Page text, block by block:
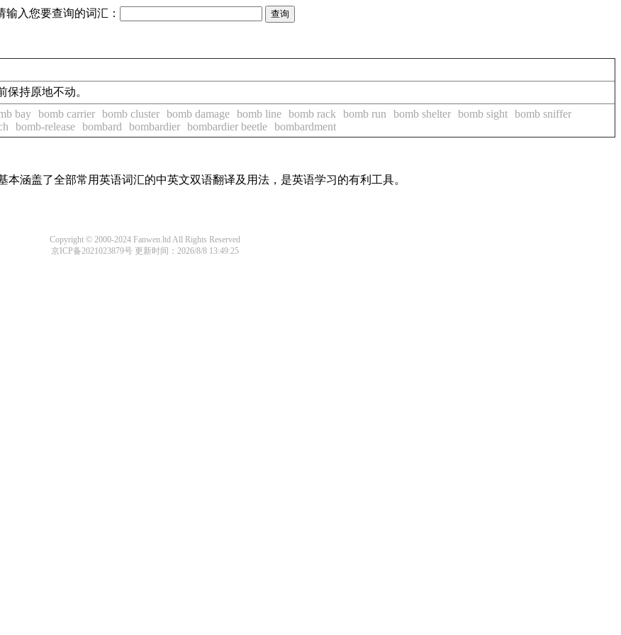
输入您要查询的词汇：
保持原地不动。
bay bomb carrier bomb cluster bomb damage bomb line bomb rack bomb run bomb shelter bomb sight bomb sniffer
bomb-release bombard bombardier bombardier beetle bombardment
涵盖了全部常用英语词汇的中英文双语翻译及用法，是英语学习的有利工具。
Copyright © 2000-2024 Fanwen.ltd All Rights Reserved
京ICP备2021023879号更新时间：2026/8/8 13:49:25